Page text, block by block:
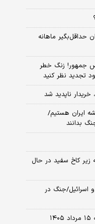
حداقل‌بگیر ماهانه
جمهور! زنگ خطر
تجدید نظر کنید
ایران هستیم/
بدانند
زیر کاخ سفید در حال
و اسرائیل/جنگ در